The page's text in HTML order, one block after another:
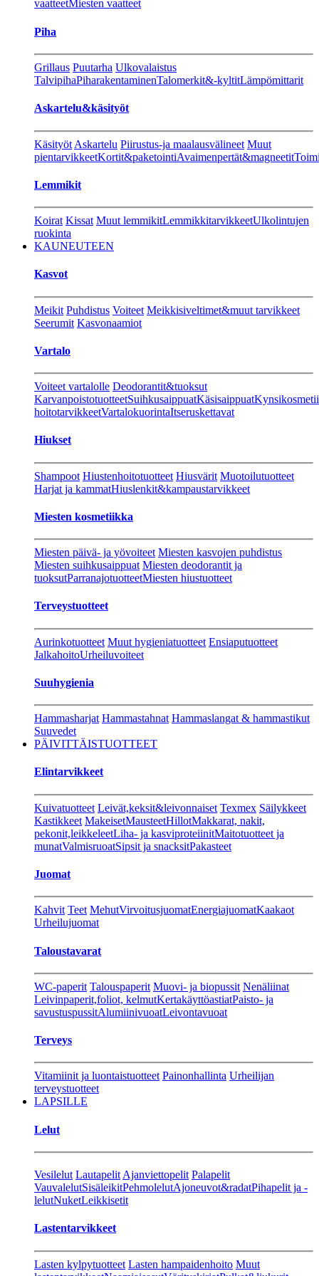
vaatteetMiesten vaatteet
Piha
Grillaus Puutarha Ulkovalaistus
TalvipihaPiharakentaminenTalomerkit&-kyltitLämpömittarit
Askartelu&käsityöt
Käsityöt Askartelu Piirustus-ja maalausvälineet Muut
pientarvikkeetKortit&paketointiAvaimenpertät&magneetit
Lemmikit
Koirat Kissat Muut lemmikitLemmikkitarvikkeetUlkolintujen
ruokinta
KAUNEUTEEN
Kasvot
Meikit Puhdistus Voiteet Meikkisiveltimet&muut tarvikkeet
Seerumit Kasvonaamiot
Vartalo
Voiteet vartalolle Deodorantit&tuoksut
KarvanpoistotuotteetSuihkusaippuatKäsisaippuat
hoitotarvikkeetVartalokuorintaItseruskettavat
Hiukset
Shampoot Hiustenhoitotuotteet Hiusvärit Muotoilutuotteet
Harjat ja kammatHiuslenkit&kampaustarvikkeet
Miesten kosmetiikka
Miesten päivä- ja yövoiteet Miesten kasvojen puhdistus
Miesten suihkusaippuat Miesten deodorantit ja
tuoksutParranajotuotteetMiesten hiustuotteet
Terveystuotteet
Aurinkotuotteet Muut hygieniatuotteet Ensiaputuotteet
JalkahoitoUrheiluvoiteet
Suuhygienia
Hammasharjat Hammastahnat Hammaslangat & hammastikut
Suuvedet
PÄIVITTÄISTUOTTEET
Elintarvikkeet
Kuivatuotteet Leivät,keksit&leivonnaiset Texmex Säilykkeet
Kastikkeet MakeisetMausteetHillotMakkarat, nakit,
pekonit,leikkeleetLiha- ja kasviproteiinitMaitotuotteet ja
munatValmisruoatSipsit ja snacksitPakasteet
Juomat
Kahvit Teet MehutVirvoitusjuomatEnergiajuomatKaakaot
Urheilujuomat
Taloustavarat
WC-paperit Talouspaperit Muovi- ja biopussit Nenäliinat
Leivinpaperit,foliot, kelmutKertakäyttöastiatPaisto- ja
savustuspussitAlumiinivuoatLeivontavuoat
Terveys
Vitamiinit ja luontaistuotteet Painonhallinta Urheilijan
terveystuotteet
LAPSILLE
Lelut
Vesilelut Lautapelit Ajanviettopelit Palapelit
VauvalelutSisäleikitPehmolelutAjoneuvot&radatPihapelit ja -
lelutNuketLeikkisetit
Lastentarvikkeet
Lasten kylpytuotteet Lasten hampaidenhoito Muut